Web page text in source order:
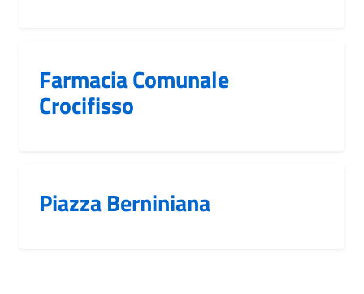
Farmacia Comunale
Crocifisso
Piazza Berniniana